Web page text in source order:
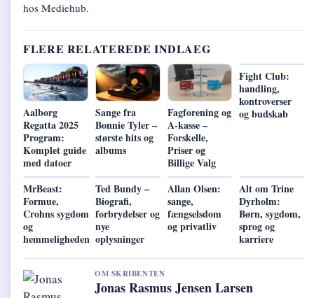
hos Mediehub.
FLERE RELATEREDE INDLAEG
Aalborg
Regatta 2025
Program:
Komplet guide
med datoer
Sange fra
Bonnie Tyler –
største hits og
albums
Fagforening og
A-kasse –
Forskelle,
Priser og
Billige Valg
Fight Club:
handling,
kontroverser
og budskab
MrBeast:
Formue,
Crohns sygdom
og
hemmeligheden
Ted Bundy –
Biografi,
forbrydelser og
nye
oplysninger
Allan Olsen:
sange,
fængselsdom
og privatliv
Alt om Trine
Dyrholm:
Børn, sygdom,
sprog og
karriere
OM SKRIBENTEN
Jonas Rasmus Jensen Larsen